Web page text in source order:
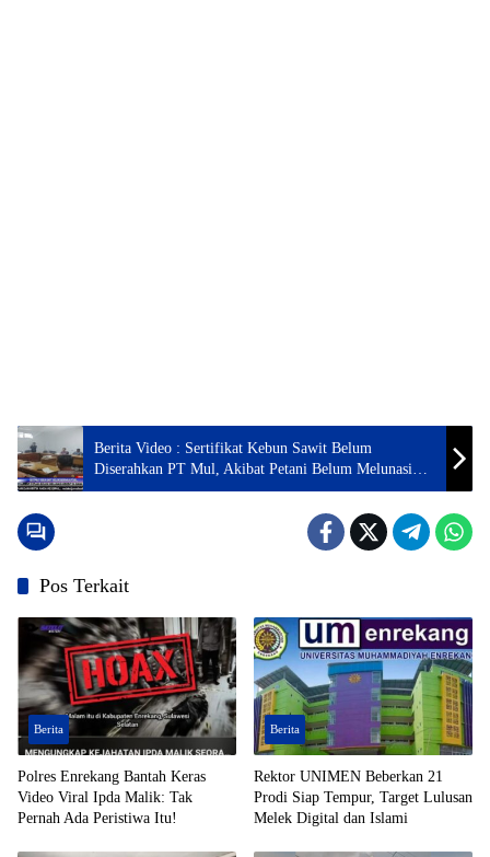
Berita Video : Sertifikat Kebun Sawit Belum
Diserahkan PT Mul, Akibat Petani Belum Melunasi
Kredit di Bank
Pos Terkait
Berita
Polres Enrekang Bantah Keras
Video Viral Ipda Malik: Tak
Pernah Ada Peristiwa Itu!
Berita
Rektor UNIMEN Beberkan 21
Prodi Siap Tempur, Target Lulusan
Melek Digital dan Islami